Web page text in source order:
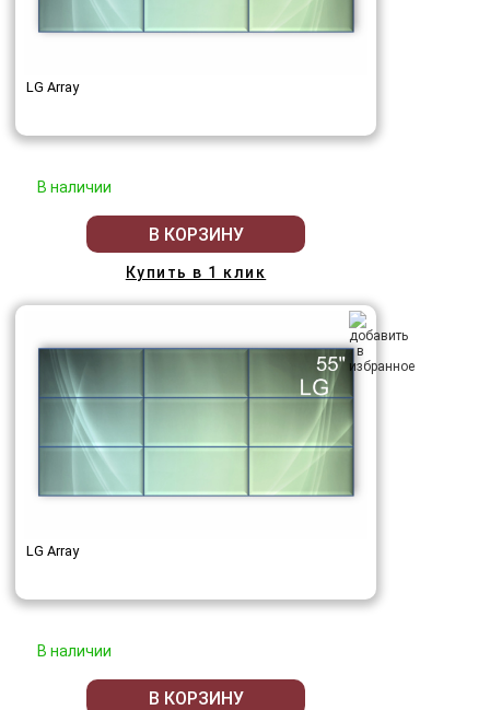
LG Array
В наличии
В КОРЗИНУ
Купить в 1 клик
LG Array
В наличии
В КОРЗИНУ